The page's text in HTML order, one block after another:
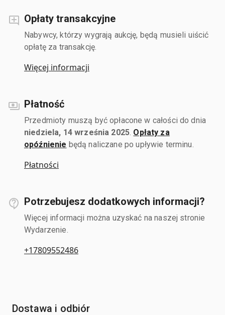
Opłaty transakcyjne
Nabywcy, którzy wygrają aukcję, będą musieli uiścić
opłatę za transakcję.
Więcej informacji
Płatność
Przedmioty muszą być opłacone w całości do dnia
niedziela, 14 września 2025 Opłaty za
opóźnienie będą naliczane po upływie terminu.
Płatności
Potrzebujesz dodatkowych informacji?
Więcej informacji można uzyskać na naszej stronie
Wydarzenie.
+17809552486
Dostawa i odbiór